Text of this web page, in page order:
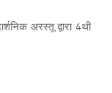
अरस्तू द्वारा 4थी